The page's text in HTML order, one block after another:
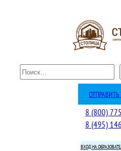
П
о
ОТПРАВИТЬ
8 (800)
8 (495)
ВХОД НА